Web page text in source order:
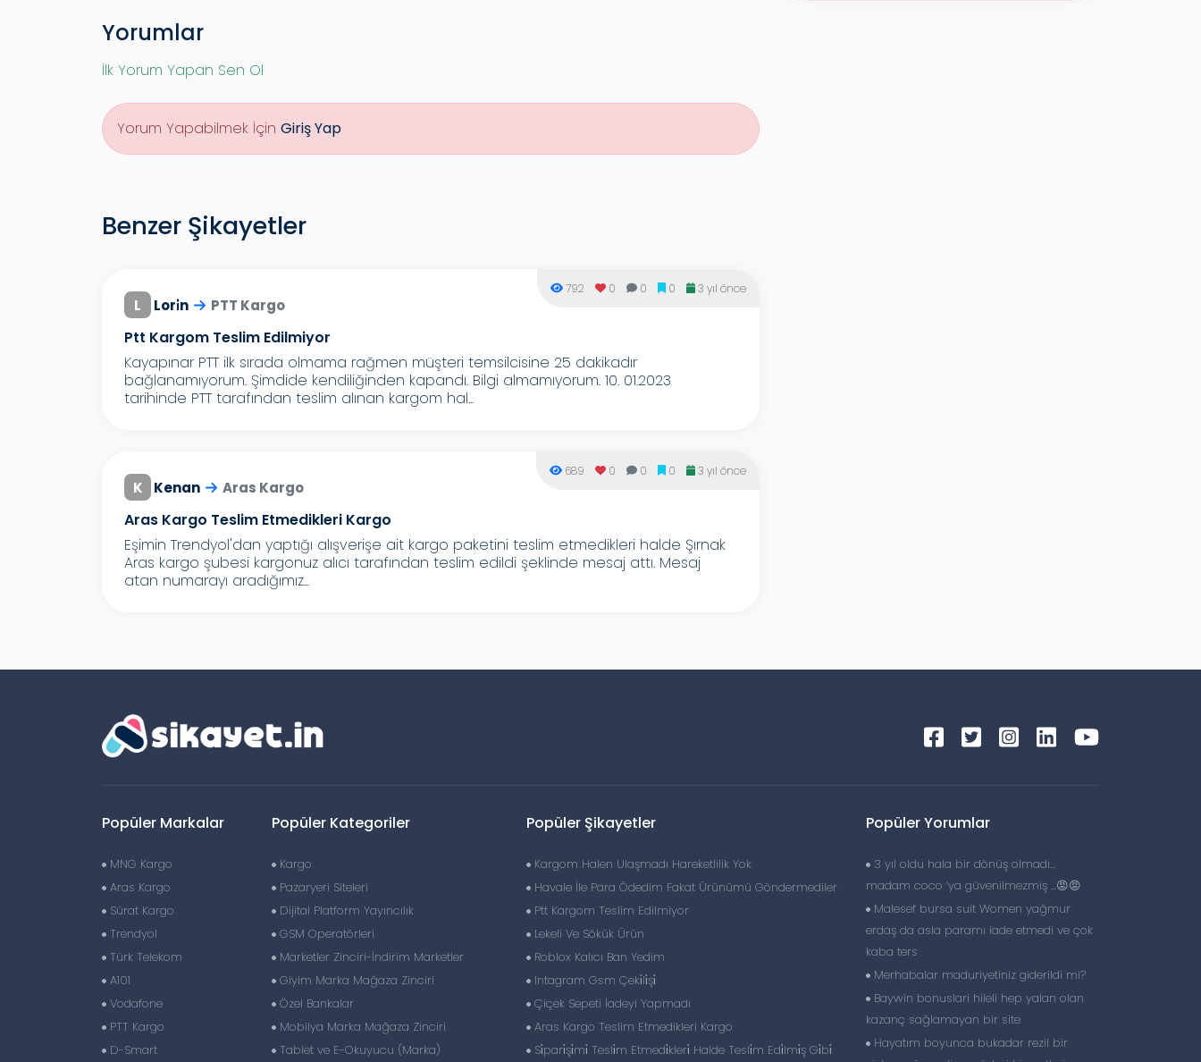
Yorumlar
İlk Yorum Yapan Sen Ol
Yorum Yapabilmek İçin Giriş Yap
Benzer Şikayetler
L Lori̇n PTT Kargo
Ptt Kargom Teslim Edilmiyor
792 0 0 0 3 yıl önce
Kayapınar PTT ilk sırada olmama rağmen müşteri temsilcisine 25 dakikadır
bağlanamıyorum. Şimdide kendiliğinden kapandı. Bilgi almamıyorum. 10. 01.2023
tarihinde PTT tarafından teslim alınan kargom hal...
K Kenan Aras Kargo
Aras Kargo Teslim Etmedikleri Kargo
689 0 0 0 3 yıl önce
Eşimin Trendyol'dan yaptığı alışverişe ait kargo paketini teslim etmedikleri halde Şırnak
Aras kargo şubesi kargonuz alıcı tarafından teslim edildi şeklinde mesaj attı. Mesaj
atan numarayı aradığımız...
Popüler Markalar
MNG Kargo
Aras Kargo
Sürat Kargo
Trendyol
Türk Telekom
A101
Vodafone
PTT Kargo
D-Smart
Popüler Kategoriler
Kargo
Pazaryeri Siteleri
Dijital Platform Yayıncılık
GSM Operatörleri
Marketler Zinciri-İndirim Marketler
Giyim Marka Mağaza Zinciri
Özel Bankalar
Mobilya Marka Mağaza Zinciri
Tablet ve E-Okuyucu (Marka)
Popüler Şikayetler
Kargom Halen Ulaşmadı Hareketlilik Yok
Havale İle Para Ödedim Fakat Ürünümü Göndermediler
Ptt Kargom Teslim Edilmiyor
Lekeli Ve Sökük Ürün
Roblox Kalıcı Ban Yedim
Intagram Gsm Çeki̇li̇şi̇
Çiçek Sepeti İadeyi Yapmadı
Aras Kargo Teslim Etmedikleri Kargo
Si̇pari̇şi̇mi̇ Tesli̇m Etmedi̇kleri̇ Halde Tesli̇m Edi̇lmi̇ş Gi̇bi̇
Popüler Yorumlar
3 yıl oldu hala bir dönüş olmadı…
madam coco ‘ya güvenilmezmiş …😡😡
Malesef bursa suit Women yağmur
erdaş da asla paramı iade etmedi ve çok
kaba ters
Merhabalar maduriyetiniz giderildi mi?
Baywin bonuslari hileli hep yalan olan
kazanç sağlamayan bir site
Hayatım boyunca bukadar rezil bir